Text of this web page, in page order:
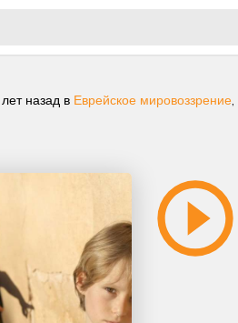
назад в Еврейское мировоззрение